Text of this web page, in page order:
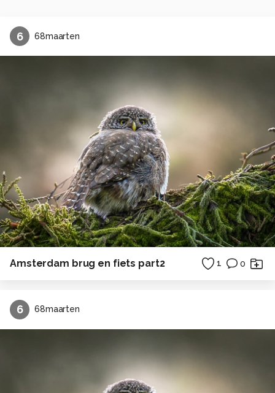
6 68maarten
Amsterdam brug en fiets part2 1 0
6 68maarten